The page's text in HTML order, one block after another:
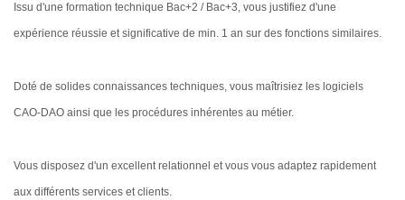
Issu d'une formation technique Bac+2 / Bac+3, vous justifiez d'une
expérience réussie et significative de min. 1 an sur des fonctions similaires.
Doté de solides connaissances techniques, vous maîtrisiez les logiciels
CAO-DAO ainsi que les procédures inhérentes au métier.
Vous disposez d'un excellent relationnel et vous vous adaptez rapidement
aux différents services et clients.